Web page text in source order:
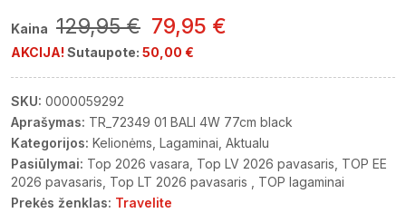
Kaina 129,95 € 79,95 €
AKCIJA! Sutaupote: 50,00 €
SKU: 0000059292
Aprašymas: TR_72349 01 BALI 4W 77cm black
Kategorijos: Kelionėms Lagaminai Aktualu
Pasiūlymai: Top 2026 vasara Top LV 2026 pavasaris TOP EE
2026 pavasaris Top LT 2026 pavasaris
TOP lagaminai
Prekės ženklas: Travelite